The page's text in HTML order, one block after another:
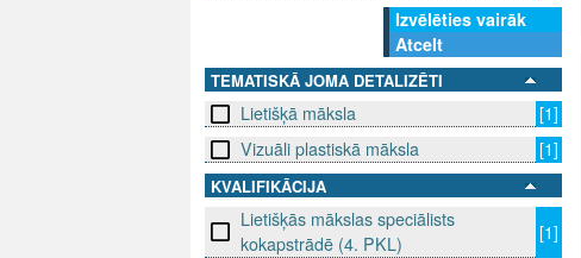
Izvēlēties vairāk
Atcelt
TEMATISKĀ JOMA DETALIZĒTI
Lietišķā māksla
[1]
Vizuāli plastiskā māksla
[1]
KVALIFIKĀCIJA
Lietišķās mākslas speciālists
kokapstrādē (4. PKL)
[1]